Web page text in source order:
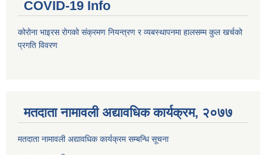
COVID-19 Info
कोरोना भाइरस रोगको संक्रमण नियन्त्रण र व्यबस्थापनमा हालसम्म कुल खर्चको
प्रगति विवरण
मतदाता नामावली अद्यावधिक कार्यक्रम, २०७७
मतदाता नामावली अद्यावधिक कार्यक्रम सम्बन्धि सूचना